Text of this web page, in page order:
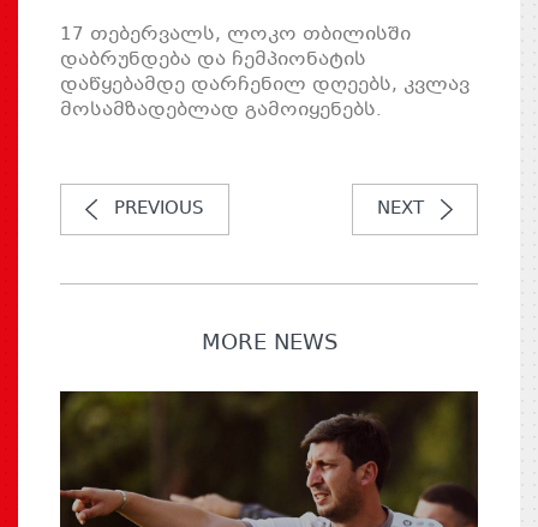
17 თებერვალს, ლოკო თბილისში
დაბრუნდება და ჩემპიონატის
დაწყებამდე დარჩენილ დღეებს, კვლავ
მოსამზადებლად გამოიყენებს.
PREVIOUS NEXT
MORE NEWS